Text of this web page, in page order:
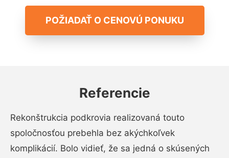
POŽIADAŤ O CENOVÚ PONUKU
Referencie
Rekonštrukcia podkrovia realizovaná touto
spoločnosťou prebehla bez akýchkoľvek
komplikácií. Bolo vidieť, že sa jedná o skúsených